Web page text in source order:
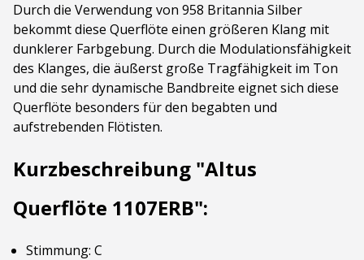
Durch die Verwendung von 958 Britannia Silber
bekommt diese Querflöte einen größeren Klang mit
dunklerer Farbgebung. Durch die Modulationsfähigkeit
des Klanges, die äußerst große Tragfähigkeit im Ton
und die sehr dynamische Bandbreite eignet sich diese
Querflöte besonders für den begabten und
aufstrebenden Flötisten.
Kurzbeschreibung "Altus
Querflöte 1107ERB":
Stimmung: C